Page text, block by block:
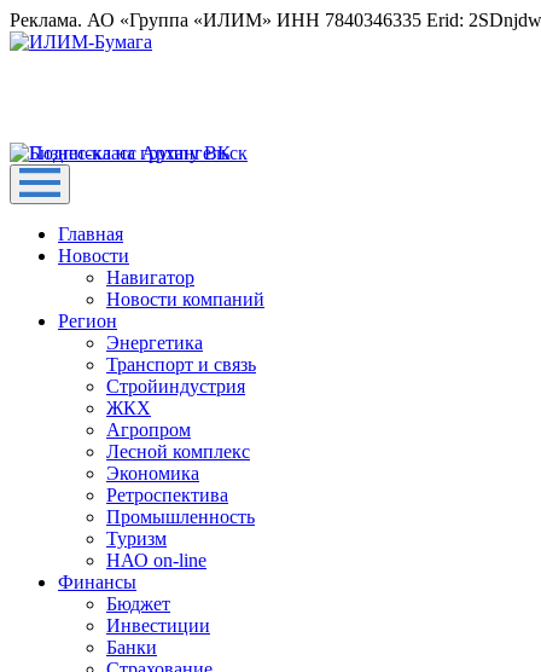
Реклама. АО «Группа «ИЛИМ» ИНН 7840346335 Erid:
Главная
Новости
Навигатор
Новости компаний
Регион
Энергетика
Транспорт и связь
Стройиндустрия
ЖКХ
Агропром
Лесной комплекс
Экономика
Ретроспектива
Промышленность
Туризм
НАО on-line
Финансы
Бюджет
Инвестиции
Банки